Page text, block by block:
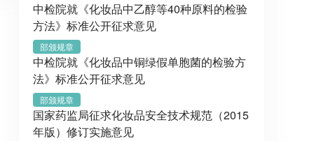
中检院就《化妆品中乙醇等40种原料的检验
方法》标准公开征求意见
部颁规章
中检院就《化妆品中铜绿假单胞菌的检验方
法》标准公开征求意见
部颁规章
国家药监局征求化妆品安全技术规范（2015
年版）修订实施意见